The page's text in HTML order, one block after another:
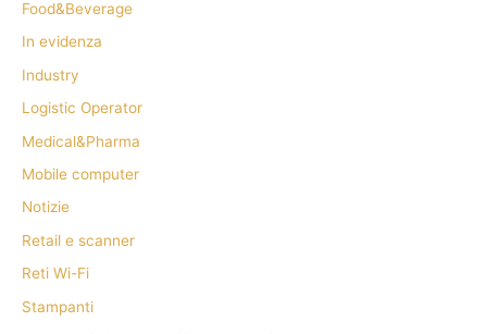
Food&Beverage
In evidenza
Industry
Logistic Operator
Medical&Pharma
Mobile computer
Notizie
Retail e scanner
Reti Wi-Fi
Stampanti